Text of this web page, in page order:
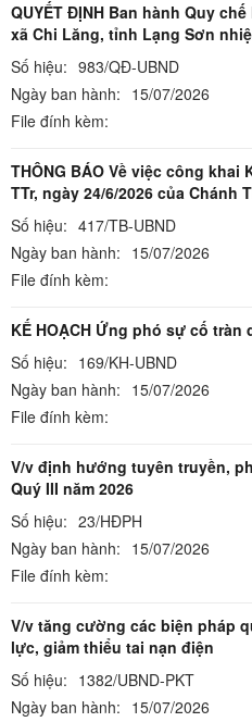
QUYẾT ĐỊNH Ban hành Quy
xã Chi Lăng, tỉnh Lạng Sơn
Số hiệu: 983/QĐ-UBND
Ngày ban hành: 15/07/2026
File đính kèm:
THÔNG BÁO Về việc công khai
TTr, ngày 24/6/2026 của Chánh
Số hiệu: 417/TB-UBND
Ngày ban hành: 15/07/2026
File đính kèm:
KẾ HOẠCH Ứng phó sự cố tràn
Số hiệu: 169/KH-UBND
Ngày ban hành: 15/07/2026
File đính kèm:
V/v định hướng tuyên truyền,
Quý III năm 2026
Số hiệu: 23/HĐPH
Ngày ban hành: 15/07/2026
File đính kèm:
V/v tăng cường các biện pháp
lực, giảm thiểu tai nạn điện
Số hiệu: 1382/UBND-PKT
Ngày ban hành: 15/07/2026